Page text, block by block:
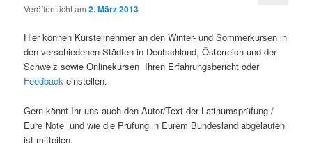
Veröffentlicht am2. März 2013
Hier können Kursteilnehmer an den Winter- und Sommerkursen in
den verschiedenen Städten in Deutschland, Österreich und der
Schweiz sowie Onlinekursen Ihren Erfahrungsbericht oder
Feedbackeinstellen.
Gern könnt Ihr uns auch den Autor/Text der Latinumsprüfung /
Eure Note und wie die Prüfung in Eurem Bundesland abgelaufen
ist mitteilen.